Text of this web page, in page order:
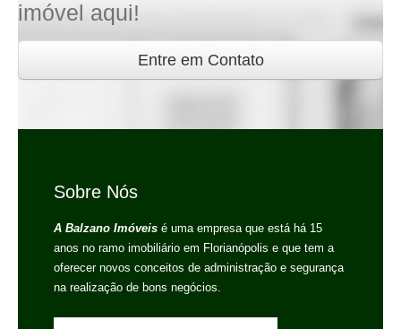
imóvel aqui!
Entre em Contato
Sobre Nós
A Balzano Imóveis é uma empresa que está há 15
anos no ramo imobiliário em Florianópolis e que tem a
oferecer novos conceitos de administração e segurança
na realização de bons negócios.